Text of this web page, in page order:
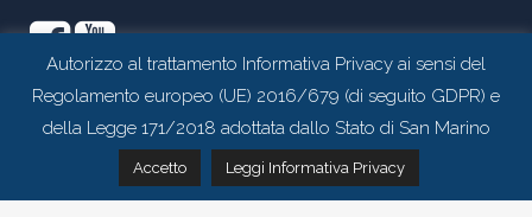
Realizzato daStudio 99
Autorizzo al trattamento Informativa Privacy ai sensi del
Regolamento europeo (UE) 2016/679 (di seguito GDPR) e
della Legge 171/2018 adottata dallo Stato di San Marino
Accetto Leggi Informativa Privacy
Contattaci tramite whatsapp